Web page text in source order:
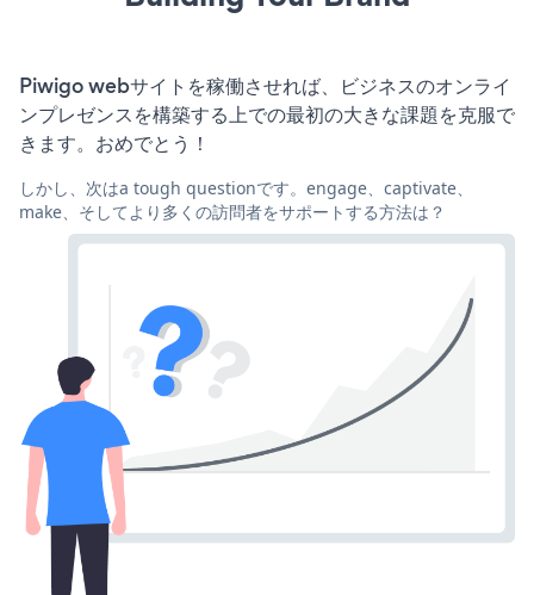
Piwigo webサイトを稼働させれば、ビジネスのオンライ
ンプレゼンスを構築する上での最初の大きな課題を克服で
きます。おめでとう！
しかし、次はa tough questionです。engage、captivate、
make、そしてより多くの訪問者をサポートする方法は？